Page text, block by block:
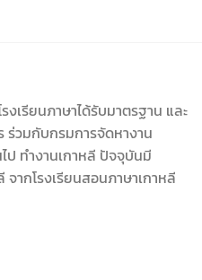
งเรียนภาษาได้รับมาตรฐาน และ
ร่วมกับกรมการจัดหางาน
ป ทำงานเกาหลี ปัจจุบันมี
จากโรงเรียนสอนภาษาเกาหลี